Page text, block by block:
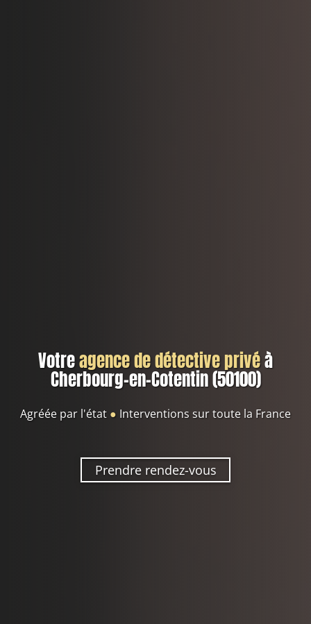
Votreagence de détective privéà
Cherbourg-en-Cotentin (50100)
Agréée par l'état ● Interventions sur toute la France
Prendre rendez-vous